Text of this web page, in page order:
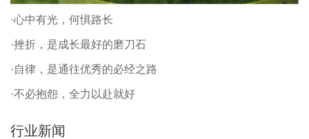
·心中有光，何惧路长
·挫折，是成长最好的磨刀石
·自律，是通往优秀的必经之路
·不必抱怨，全力以赴就好
行业新闻